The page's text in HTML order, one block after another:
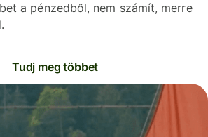
a pénzedből, nem számít, merre
Tudj meg többet